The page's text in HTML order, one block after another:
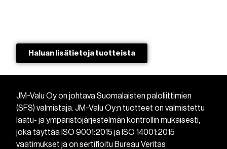
Haluan lisätietoja tuotteista​
JM-Valu Oy on johtava Suomalaisten paloliittimien
(SFS) valmistaja. JM-Valu Oy:n tuotteet on valmistettu
laatu- ja ympäristöjärjestelmän kontrollin mukaisesti,
joka täyttää ISO 9001:2015 ja ISO 14001:2015
vaatimukset ja on sertifioitu Bureau Veritas